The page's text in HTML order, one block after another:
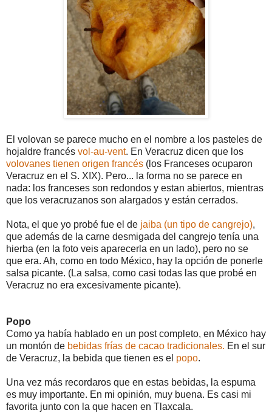
El volovan se parece mucho en el nombre a los pasteles de
hojaldre francés vol-au-vent. En Veracruz dicen que los
volovanes tienen origen francés (los Franceses ocuparon
Veracruz en el S. XIX). Pero... la forma no se parece en
nada: los franceses son redondos y estan abiertos, mientras
que los veracruzanos son alargados y están cerrados.
Nota, el que yo probé fue el de jaiba (un tipo de cangrejo),
que además de la carne desmigada del cangrejo tenía una
hierba (en la foto veis aparecerla en un lado), pero no se
que era. Ah, como en todo México, hay la opción de ponerle
salsa picante. (La salsa, como casi todas las que probé en
Veracruz no era excesivamente picante).
Popo
Como ya había hablado en un post completo, en México hay
un montón de bebidas frías de cacao tradicionales. En el sur
de Veracruz, la bebida que tienen es el popo.
Una vez más recordaros que en estas bebidas, la espuma
es muy importante. En mi opinión, muy buena. Es casi mi
favorita junto con la que hacen en Tlaxcala.